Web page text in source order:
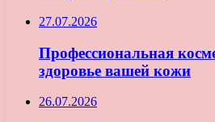
27.07.2026
Профессиональная
здоровье вашей кожи
26.07.2026